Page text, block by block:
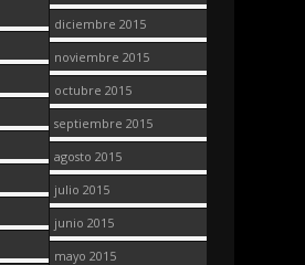
diciembre 2015
noviembre 2015
octubre 2015
septiembre 2015
agosto 2015
julio 2015
junio 2015
mayo 2015